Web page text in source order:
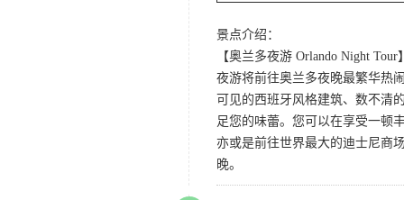
景点介绍：
【奥兰多夜游 Orlando Night Tour
夜游将前往奥兰多夜晚最繁华热
可见的西班牙风格建筑、数不清
足您的味蕾。您可以在享受一顿
亦或是前往世界最大的迪士尼商
晚。